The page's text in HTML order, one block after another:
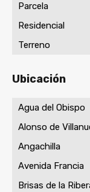
Parcela
Residencial
Terreno
Ubicación
Agua del Obispo
Alonso de
Angachilla
Avenida Francia
Brisas de la